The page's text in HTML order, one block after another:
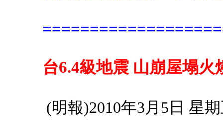
台6.4級地震 山崩屋塌火
(明報)2010年3月5日 星